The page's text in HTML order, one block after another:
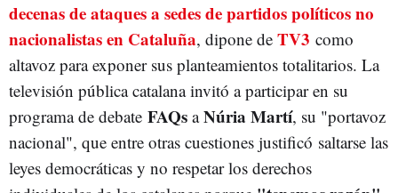
decenas de ataques a sedes de partidos políticos no
nacionalistas en Cataluña, dipone de TV3 como
altavoz para exponer sus planteamientos totalitarios. La
televisión pública catalana invitó a participar en su
programa de debate FAQs aNúria Martí, su "portavoz
nacional", que entre otras cuestiones justificó saltarse las
leyes democráticas y no respetar los derechos